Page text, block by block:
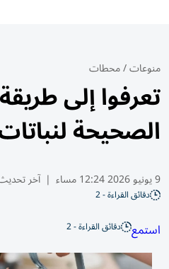
منوعات/محطات
تعرفوا إلى
الصحيحة
9 يونيو 2026 12:24 مساء | آخر
دقائق القراءة - 2
استمع دقائق القراءة - 2